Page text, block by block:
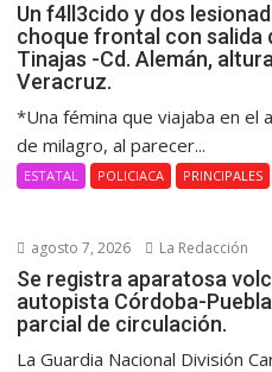
Un f4ll3cido y dos
choque frontal con salida
Tinajas -Cd. Alemán,
Veracruz.
*Una fémina que viajaba en el
de milagro, al parecer...
ESTATAL POLICIACA PRINCIPALES
agosto 7, 2026 La Redacción
Se registra aparatosa
autopista Córdoba-
parcial de circulación.
La Guardia Nacional División